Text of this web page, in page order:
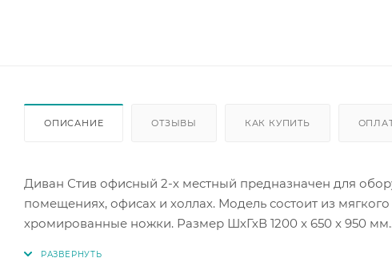
ОПИСАНИЕ ОТЗЫВЫ КАК КУПИТЬ
Диван Стив офисный 2-х местный предназначен для
помещениях, офисах и холлах. Модель состоит из
хромированные ножки. Размер ШхГхВ 1200 x 650 x 950 мм.